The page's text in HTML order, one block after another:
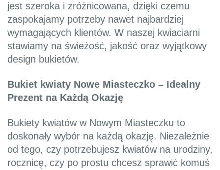
jest szeroka i zróżnicowana, dzięki czemu
zaspokajamy potrzeby nawet najbardziej
wymagających klientów. W naszej kwiaciarni
stawiamy na świeżość, jakość oraz wyjątkowy
design bukietów.
Bukiet kwiaty Nowe Miasteczko – Idealny
Prezent na Każdą Okazję
Bukiety kwiatów w Nowym Miasteczku to
doskonały wybór na każdą okazję. Niezależnie
od tego, czy potrzebujesz kwiatów na urodziny,
rocznicę, czy po prostu chcesz sprawić komuś